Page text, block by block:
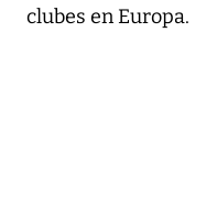
clubes en Europa.